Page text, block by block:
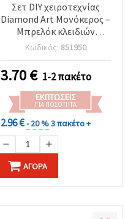
Σετ DIY χειροτεχνίας
Diamond Art Μονόκερος –
Μπρελόκ κλειδιών
ζωγραφικής με πλαστικά
στρας, 31x76x44 mm
Κωδικός: 851950
3.70€ 1-2 πακέτο
ΕΚΠΤΏΣΕΙΣ
ΓΙΑ ΠΟΣΌΤΗΤΑ
2.96 €- 20 %3 πακέτο +
ΑΓΟΡΆ